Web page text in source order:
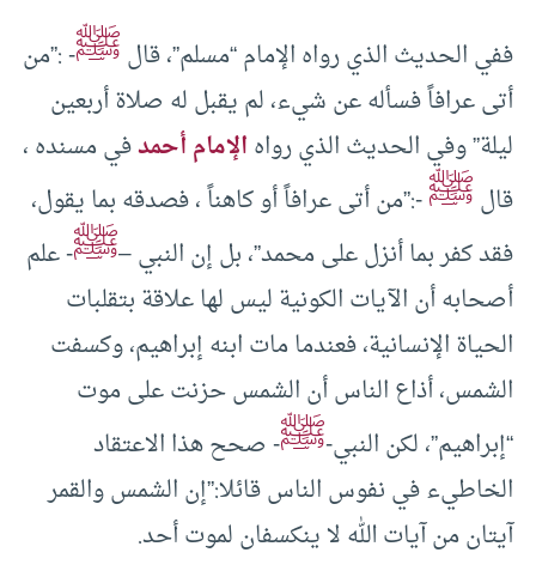
ففي الحديث الذي رواه الإمام “مسلم”، قالﷺ- :”من
أتى عرافاً فسأله عن شيء، لم يقبل له صلاة أربعين
ليلة” وفي الحديث الذي رواهالإمام أحمدفي مسنده ،
قالﷺ-:”من أتى عرافاً أو كاهناً ، فصدقه بما يقول،
فقد كفر بما أنزل على محمد”، بل إن النبي –ﷺ- علم
أصحابه أن الآيات الكونية ليس لها علاقة بتقلبات
الحياة الإنسانية، فعندما مات ابنه إبراهيم، وكسفت
الشمس، أذاع الناس أن الشمس حزنت على موت
“إبراهيم”، لكن النبي-ﷺ- صحح هذا الاعتقاد
الخاطيء في نفوس الناس قائلا:”إن الشمس والقمر
آيتان من آيات الله لا ينكسفان لموت أحد.